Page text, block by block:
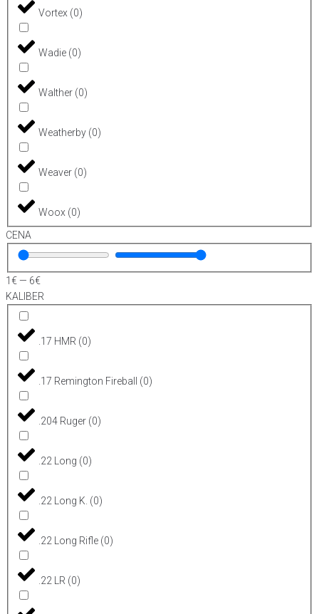
Vortex (0)
Wadie (0)
Walther (0)
Weatherby (0)
Weaver (0)
Woox (0)
CENA
1 € — 6€
KALIBER
.17 HMR (0)
.17 Remington Fireball (0)
.204 Ruger (0)
.22 Long (0)
.22 Long K. (0)
.22 Long Rifle (0)
.22 LR (0)